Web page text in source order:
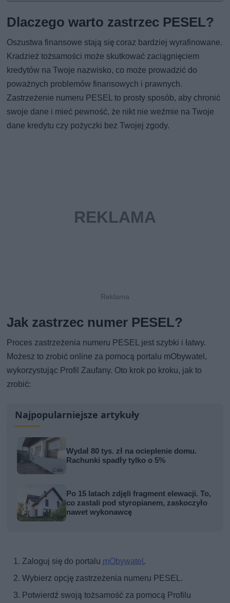
Dlaczego warto zastrzec PESEL?
Oszustwa finansowe stają się coraz bardziej wyrafinowane.
Kradzież tożsamości może skutkować zaciągnięciem
kredytów na Twoje nazwisko, co może prowadzić do
poważnych problemów finansowych i prawnych.
Zastrzeżenie numeru PESEL to prosty sposób, aby chronić
swoje dane i mieć pewność, że nikt nie weźmie na Twoje
dane kredytu czy pożyczki bez Twojej zgody.
Jak zastrzec numer PESEL?
Proces zastrzeżenia numeru PESEL jest szybki i łatwy.
Możesz to zrobić online za pomocą portalu mObywatel,
wykorzystując Profil Zaufany. Oto krok po kroku, jak to
zrobić:
Najpopularniejsze artykuły
Wydał 80 tys. zł na ocieplenie domu.
Rachunki spadły tylko o 5%
Po 15 latach zdjęli fragment elewacji. To,
co zastali pod styropianem, zaskoczyło
nawet wykonawcę
Zaloguj się do portalu mObywatel.
Wybierz opcję zastrzeżenia numeru PESEL.
Potwierdź swoją tożsamość za pomocą Profilu